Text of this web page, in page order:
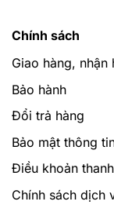
Chính sách
Giao hàng, nhận
Bảo hành
Đổi trả hàng
Bảo mật thông
Điều khoản
Chính sách dịch